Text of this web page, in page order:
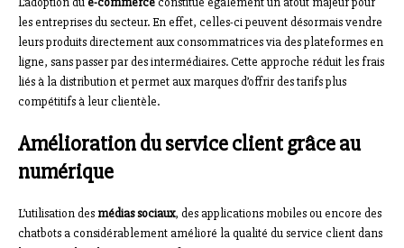
les entreprises du secteur. En effet, celles-ci peuvent désormais vendre
leurs produits directement aux consommatrices via des plateformes en
ligne, sans passer par des intermédiaires. Cette approche réduit les frais
liés à la distribution et permet aux marques d’offrir des tarifs plus
compétitifs à leur clientèle.
Amélioration du service client grâce au
numérique
L’utilisation des médias sociaux, des applications mobiles ou encore des
chatbots a considérablement amélioré la qualité du service client dans